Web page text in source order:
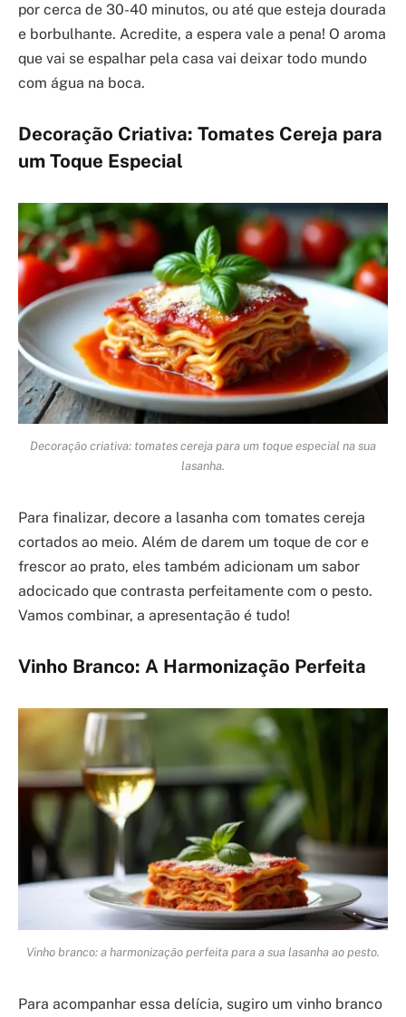
por cerca de 30-40 minutos, ou até que esteja dourada
e borbulhante. Acredite, a espera vale a pena! O aroma
que vai se espalhar pela casa vai deixar todo mundo
com água na boca.
Decoração Criativa: Tomates Cereja para
um Toque Especial
Decoração criativa: tomates cereja para um toque especial na sua
lasanha.
Para finalizar, decore a lasanha com tomates cereja
cortados ao meio. Além de darem um toque de cor e
frescor ao prato, eles também adicionam um sabor
adocicado que contrasta perfeitamente com o pesto.
Vamos combinar, a apresentação é tudo!
Vinho Branco: A Harmonização Perfeita
Vinho branco: a harmonização perfeita para a sua lasanha ao pesto.
Para acompanhar essa delícia, sugiro um vinho branco